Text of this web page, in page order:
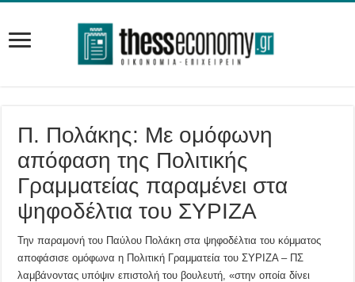
Π. Πολάκης: Με ομόφωνη
απόφαση της Πολιτικής
Γραμματείας παραμένει στα
ψηφοδέλτια του ΣΥΡΙΖΑ
Την παραμονή του Παύλου Πολάκη στα ψηφοδέλτια του κόμματος
αποφάσισε ομόφωνα η Πολιτική Γραμματεία του ΣΥΡΙΖΑ – ΠΣ
λαμβάνοντας υπόψιν επιστολή του βουλευτή, «στην οποία δίνει